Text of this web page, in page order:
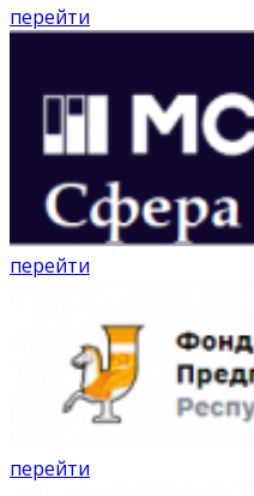
перейти
перейти
перейти